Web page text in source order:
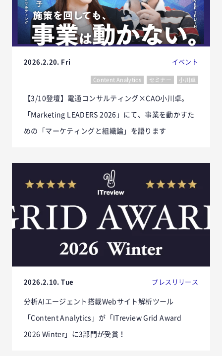
2026.2.20. Fri イベント
Content Analytics セミナー 小川卓
【3/10登壇】電通コンサルティング×CAO小川卓。
「Marketing LEADERS 2026」にて、事業を動かすた
めの「マーケティングと組織論」を語ります
2026.2.10. Tue プレスリリース
分析AIエージェント搭載Webサイト解析ツール
「Content Analytics」が「ITreview Grid Award
2026 Winter」に3部門が受賞！